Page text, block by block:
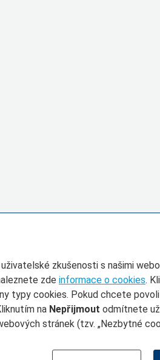
zkušenosti s našimi
zde informace o cookies.
typy cookies. Pokud chcete
na Nepřijmout odmítnete
stránek (tzv. „Nezbytné